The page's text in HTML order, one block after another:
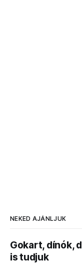
NEKED AJÁNLJUK
Gokart, dínók,
is tudjuk